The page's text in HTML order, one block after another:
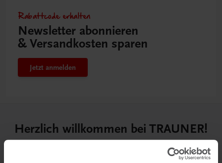
Rabattcode erhalten
Newsletter abonnieren
& Versandkosten sparen
Jetzt anmelden
Herzlich willkommen bei TRAUNER!